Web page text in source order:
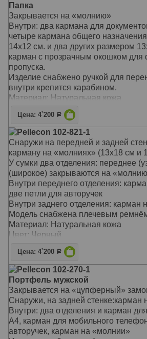
Папка
Закрывается на «молнию»
Внутри: два кармана для
четыре кармана общего
14х12 см. и два других размером
карман с прозрачным окошком для
пропуска.
Изделие снабжено ручкой для
внутри крепится карабином.
Материал: Натуральная кожа
Тип: Папка
Размер: 36,5х26х3 см
Цена: 4`200 Р
Pellecon 102-821-1
Снаружи на передней и задней
карману на «молниях» (13х18 см и
У сумки два отделения: переднее
(широкое) закрываются на
Внутри переднего отделения:
две петли для авторучек
Внутри заднего отделения: карман
Модель снабжена плечевым
Материал: Натуральная кожа
Цвет: Черный
Тип: Плечевая сумка
Размер: 19х24,5х7,5 см
Цена: 4`200 Р
Pellecon 102-270-1
Портфель мужской
Закрывается на «цупферный»
Снаружи, на задней стенке:карман
Внутри: два отделения и карман
А4, карман для мобильного
авторучек, карман на «молнии»